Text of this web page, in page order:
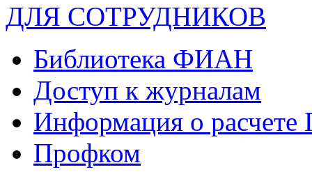
ДЛЯ СОТРУДНИКОВ
Библиотека ФИАН
Доступ к журналам
Информация о
Профком